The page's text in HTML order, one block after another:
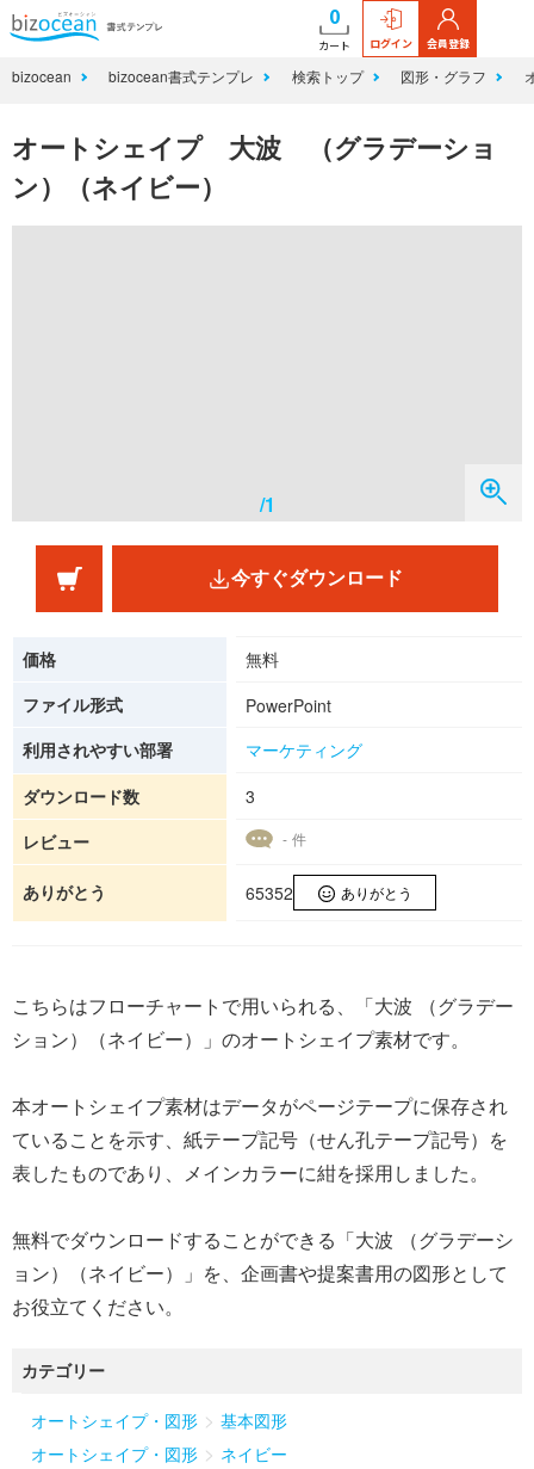
0
カート ログイン 会員登録
bizocean bizocean書式テンプレ 検索トップ 図形・グラフ
オートシェイプ 大波 （グラデーショ
ン）（ネイビー）
/1
今すぐダウンロード
価格
無料
ファイル形式
PowerPoint
利用されやすい部署
マーケティング
ダウンロード数
3
レビュー
- 件
ありがとう 65352 ありがとう
こちらはフローチャートで用いられる、「大波 （グラデー
ション）（ネイビー）」のオートシェイプ素材です。
本オートシェイプ素材はデータがページテープに保存され
ていることを示す、紙テープ記号（せん孔テープ記号）を
表したものであり、メインカラーに紺を採用しました。
無料でダウンロードすることができる「大波 （グラデーシ
ョン）（ネイビー）」を、企画書や提案書用の図形として
お役立てください。
カテゴリー
オートシェイプ・図形 > 基本図形
オートシェイプ・図形 > ネイビー